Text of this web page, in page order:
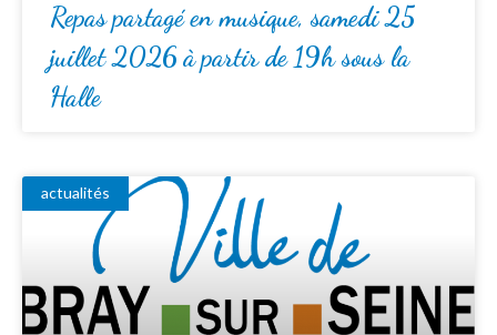
Repas partagé en musique, samedi 25
juillet 2026 à partir de 19h sous la
Halle
actualités